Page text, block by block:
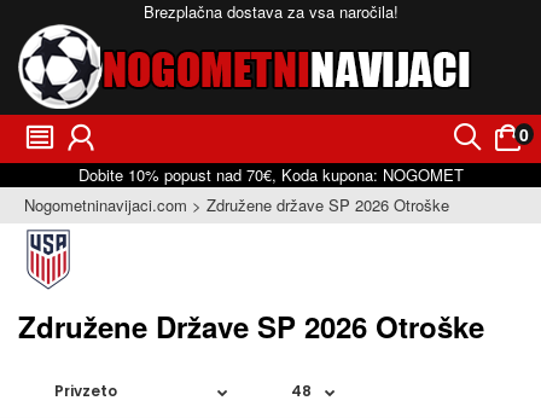
Brezplačna dostava za vsa naročila!
󰂩 󰃳 󰂨 0
󰃠
Dobite 10% popust nad 70€, Koda kupona: NOGOMET
Nogometninavijaci.com
Združene države SP 2026 Otroške
Združene Države SP 2026 Otroške